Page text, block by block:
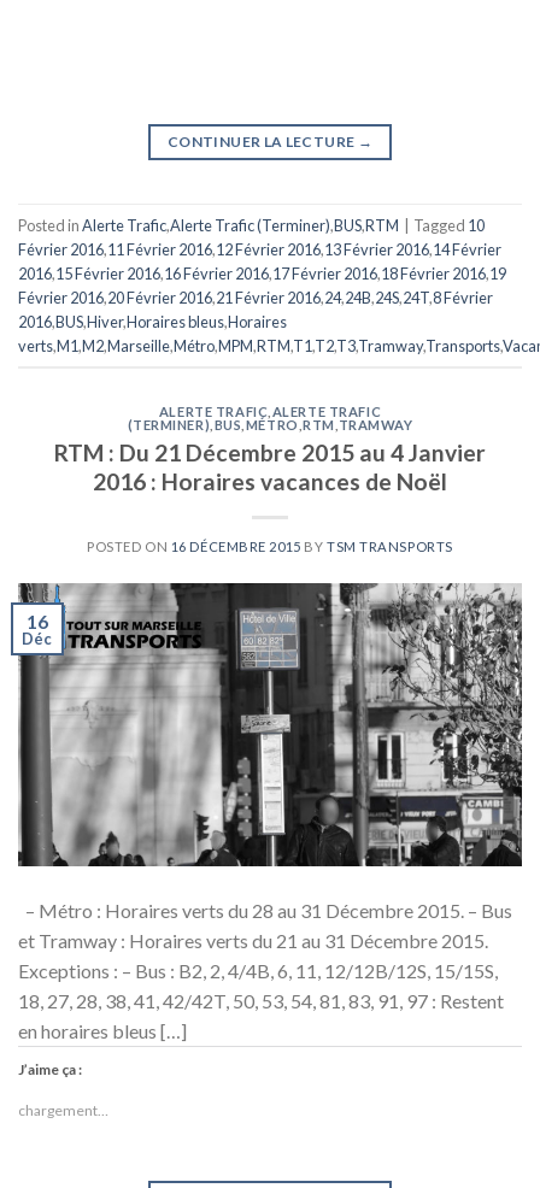
CONTINUER LA LECTURE →
Posted inAlerte Trafic,Alerte Trafic (Terminer),BUS,RTM Tagged 10
Février 2016,11 Février 2016,12 Février 2016,13 Février 2016,14 Février
2016,15 Février 2016,16 Février 2016,17 Février 2016,18 Février 2016,19
Février 2016,20 Février 2016,21 Février 2016,24,24B,24S,24T,8 Février
2016,BUS,Hiver,Horaires bleus,Horaires
verts,M1,M2,Marseille,Métro,MPM,RTM,T1,T2,T3,Tramway,Transports,
ALERTE TRAFIC ALERTE TRAFIC
(TERMINER) BUS MÉTRO ,RTM TRAMWAY
RTM : Du 21 Décembre 2015 au 4 Janvier
2016 : Horaires vacances de Noël
POSTED ON 16 DÉCEMBRE 2015 BY TSM TRANSPORTS
16
Déc
– Métro : Horaires verts du 28 au 31 Décembre 2015. – Bus
et Tramway : Horaires verts du 21 au 31 Décembre 2015.
Exceptions : – Bus : B2, 2, 4/4B, 6, 11, 12/12B/12S, 15/15S,
18, 27, 28, 38, 41, 42/42T, 50, 53, 54, 81, 83, 91, 97 : Restent
en horaires bleus […]
J’aime ça :
chargement…